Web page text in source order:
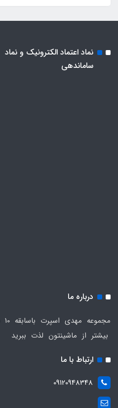
نماد اعتماد الکترونیک و نماد
ساماندهی
درباره ما
بیشتر از ماشینتون لذت ببرید
ارتباط با ما
09120948348